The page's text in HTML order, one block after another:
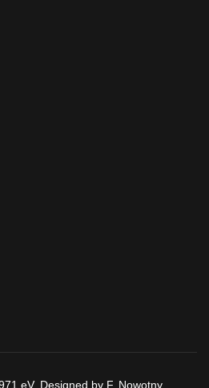
eV. Designed by F. Nowotny